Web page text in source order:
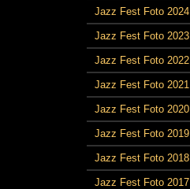
Jazz Fest Foto 2024
Jazz Fest Foto 2023
Jazz Fest Foto 2022
Jazz Fest Foto 2021
Jazz Fest Foto 2020
Jazz Fest Foto 2019
Jazz Fest Foto 2018
Jazz Fest Foto 2017